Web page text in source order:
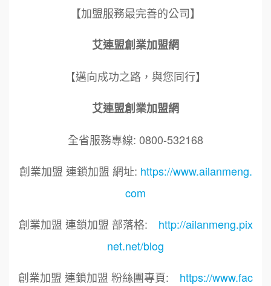
【加盟服務最完善的公司】
艾連盟創業加盟網
【邁向成功之路，與您同行】
艾連盟創業加盟網
全省服務專線: 0800-532168
創業加盟 連鎖加盟 網址: https://www.ailanmeng.
com
創業加盟 連鎖加盟 部落格: http://ailanmeng.pix
net.net/blog
創業加盟 連鎖加盟 粉絲團專頁: https://www.fac